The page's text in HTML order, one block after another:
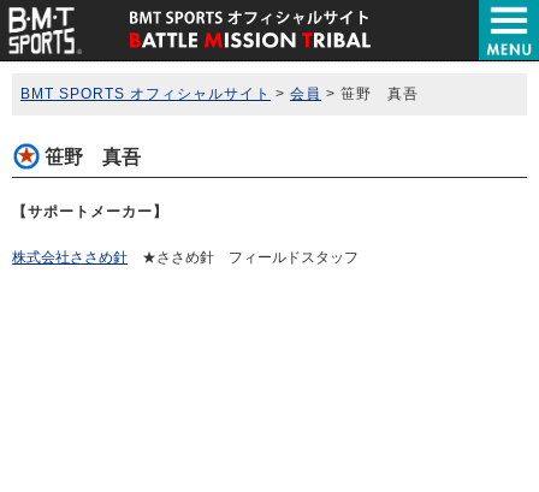
BMT SPORTS オフィシャルサイト > 会員 > 笹野 真吾
笹野 真吾
【サポートメーカー】
株式会社ささめ針 ★ささめ針 フィールドスタッフ